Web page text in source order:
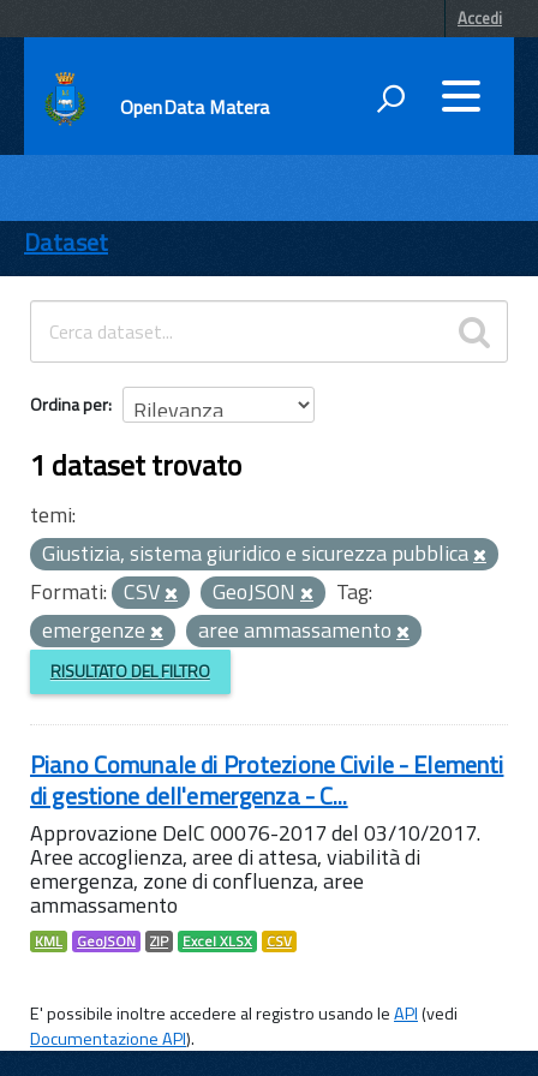
Accedi
OpenData Matera
ENTI
TEMI
INFORMAZIONI
Dataset
Ordina per
1 dataset trovato
temi:
Giustizia, sistema giuridico e sicurezza pubblica
Formati: CSV GeoJSON
Tag:
emergenze
aree ammassamento
RISULTATO DEL FILTRO
Piano Comunale di Protezione Civile - Elementi
di gestione dell'emergenza - C...
Approvazione DelC 00076-2017 del 03/10/2017.
Aree accoglienza, aree di attesa, viabilità di
emergenza, zone di confluenza, aree
ammassamento
KML GeoJSON ZIP Excel XLSX CSV
E' possibile inoltre accedere al registro usando leAPI(vedi
Documentazione API).